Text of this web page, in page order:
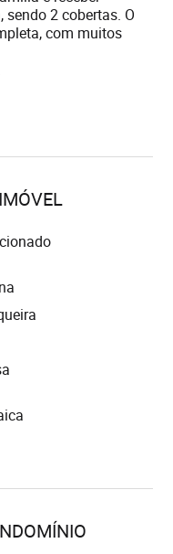
2 cobertas. O
com muitos